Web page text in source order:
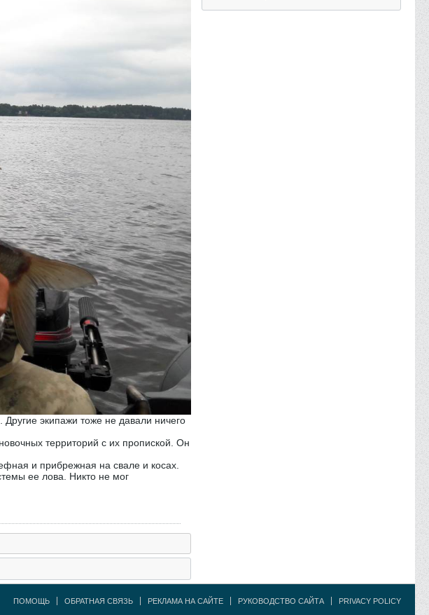
экипажи тоже не давали ничего
территорий с их пропиской. Он
и прибрежная на свале и косах.
ее лова. Никто не мог
ПОМОЩЬ ОБРАТНАЯ СВЯЗЬ РЕКЛАМА НА САЙТЕ РУКОВОДСТВО САЙТА PRIVACY POLICY